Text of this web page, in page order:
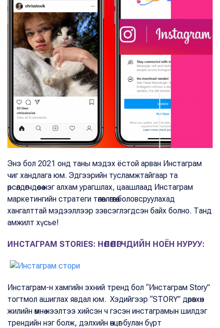
Энэ бол 2021 онд таны мэдэх ёстой арван Инстаграм
чиг хандлага юм. Эдгээрийн тусламжтайгаар та
өрсөлдөгчдөөсөө нэг алхам урагшлах, цаашлаад Инстаграм
маркетингийн стратеги төлөвлөгөөгөө боловсруулахад
хангалттай мэдээллээр зэвсэглэгдсэн байх болно. Танд
амжилт хүсье!
ИНСТАГРАМ STORIES: НӨЛӨӨЛӨГЧДИЙН НОЁН НУРУУ:
Инстаграм-н хамгийн эхний тренд бол “Инстаграм Story”
тогтмол ашиглах явдал юм. Хэдийгээр “STORY” дөрөвхөн
жилийн өмнө нээлтээ хийсэн ч гэсэн инстаграмын шилдэг
трендийн нэг болж, дэлхийн өнцөг булан бүрт